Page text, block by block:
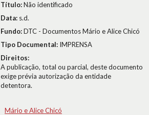
Título:Não identificado
Data: s.d.
Fundo:DTC - Documentos Mário e Alice Chicó
Tipo Documental: IMPRENSA
Direitos:
A publicação, total ou parcial, deste documento
exige prévia autorização da entidade
detentora.
Mário e Alice Chicó